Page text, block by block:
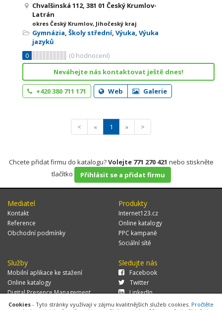
Chvalšinská 112, 381 01 Český Krumlov-
Latrán
okres Český Krumlov, Jihočeský kraj
Gymnázia, Školy střední, Výuka, Výuka
jazyků
0
(0 hodnocení)
Neváhejte nás kontaktovat ještě dnes!
+420 380 711 171 Web Galerie
< « 1 » >
Chcete přidat firmu do katalogu?Volejte 771 270 421 nebo stiskněte
tlačítko
Přihlásit se a přidat firmu
Mediatel
Kontakt
Reference
Obchodní podmínky
Produkty
Internet123.cz
Online katalogy
PPC kampaně
Sociální sítě
Služby
Mobilní aplikace ke stažení
Online katalogy
Digital Presence Management
Více zákazníků
Sledujte nás
Facebook
Twitter
LinkedIn
Cookies - Tyto stránky využívají v zájmu kvalitnějších služeb cookies. Pročtěte